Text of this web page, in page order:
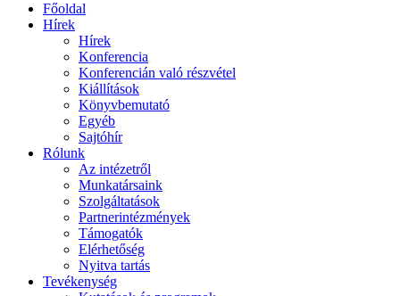
Főoldal
Hírek
Hírek
Konferencia
Konferencián való részvétel
Kiállítások
Könyvbemutató
Egyéb
Sajtóhír
Rólunk
Az intézetről
Munkatársaink
Szolgáltatások
Partnerintézmények
Támogatók
Elérhetőség
Nyitva tartás
Tevékenység